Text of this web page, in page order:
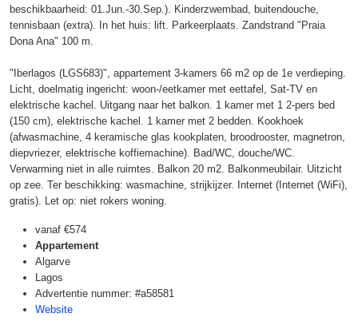
beschikbaarheid: 01.Jun.-30.Sep.). Kinderzwembad, buitendouche,
tennisbaan (extra). In het huis: lift. Parkeerplaats. Zandstrand "Praia
Dona Ana" 100 m.
"Iberlagos (LGS683)", appartement 3-kamers 66 m2 op de 1e verdieping.
Licht, doelmatig ingericht: woon-/eetkamer met eettafel, Sat-TV en
elektrische kachel. Uitgang naar het balkon. 1 kamer met 1 2-pers bed
(150 cm), elektrische kachel. 1 kamer met 2 bedden. Kookhoek
(afwasmachine, 4 keramische glas kookplaten, broodrooster, magnetron,
diepvriezer, elektrische koffiemachine). Bad/WC, douche/WC.
Verwarming niet in alle ruimtes. Balkon 20 m2. Balkonmeubilair. Uitzicht
op zee. Ter beschikking: wasmachine, strijkijzer. Internet (Internet (WiFi),
gratis). Let op: niet rokers woning.
vanaf €574
Appartement
Algarve
Lagos
Advertentie nummer: #a58581
Website